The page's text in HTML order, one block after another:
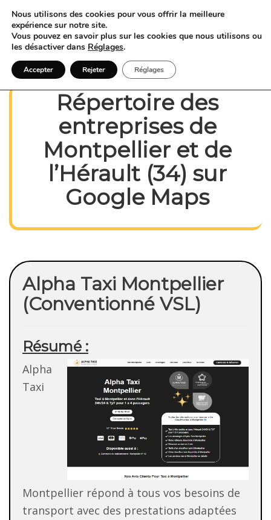
Répertoire des
entreprises de
Montpellier et de
l’Hérault (34) sur
Google Maps
Alpha Taxi Montpellier
(Conventionné VSL)
Résumé :
Alpha
Taxi
Montpellier répond à tous vos besoins de
transport avec des prestations adaptées
Nous utilisons des cookies pour vous offrir la meilleure
expérience sur notre site.
Vous pouvez en savoir plus sur les cookies que nous utilisons ou
les désactiver dans Réglages.
Accepter Rejeter Réglages